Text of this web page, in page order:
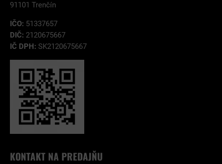
91101 Trenčín
IČO: 51337657
DIČ: 2120675667
IČ DPH: SK2120675667
KONTAKT NA PREDAJŇU